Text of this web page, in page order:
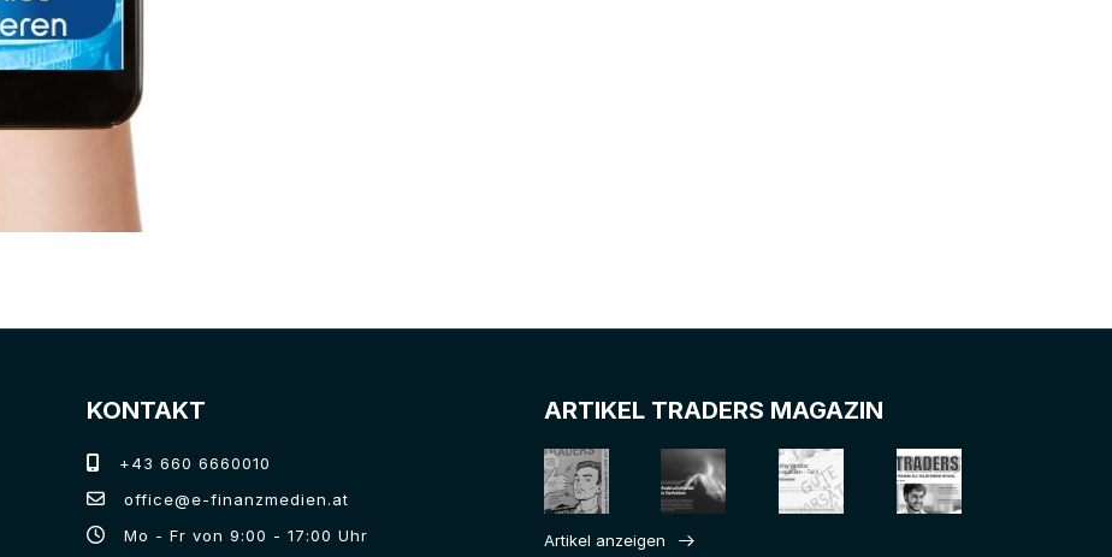
KONTAKT
+43 660 6660010
office@e-finanzmedien.at
Mo - Fr von 9:00 - 17:00 Uhr
ARTIKEL TRADERS MAGAZIN
Artikel anzeigen